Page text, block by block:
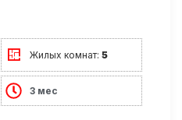
Жилых комнат:5
3 мес